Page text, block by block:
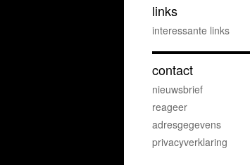
links
interessante links
contact
nieuwsbrief
reageer
adresgegevens
privacyverklaring